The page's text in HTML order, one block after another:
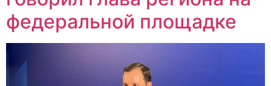
федеральной площадке